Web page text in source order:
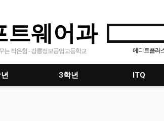
트웨어과
는 작은힘 - 강릉정보공업고등학교 에디트플러
3학년 ITQ